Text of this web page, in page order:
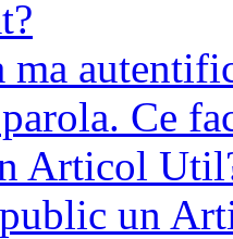
ma
Ce
Articol
un